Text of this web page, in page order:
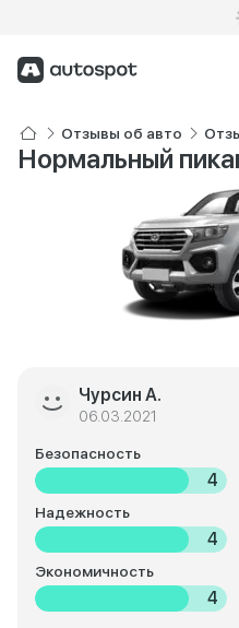
Отзывы об авто
Нормальный
Чурсин А.
06.03.2021
Безопасность
4
Надежность
4
Экономичность
4